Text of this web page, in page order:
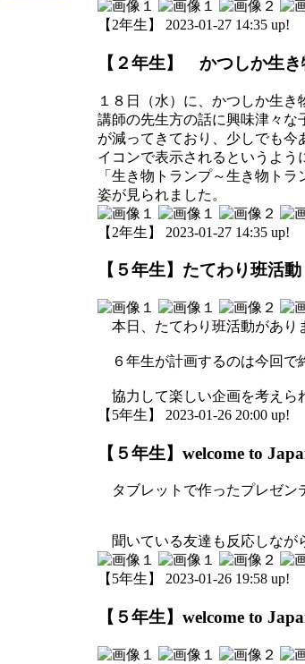
【2年生】 2023-01-27 14:35 up!
【２年生】 かつしか生
１８日（水）に、かつしか生き
講師の先生方の話に興味津々な
が減ってきており、少しでも
イコンで表示されるというよ
「生き物トランプ～生き物ト
姿が見られました。
【2年生】 2023-01-27 14:35 up!
【５年生】たてわり班活動
本日、たてわり班活動があり
６年生が計画するのは今回で
協力して楽しい企画を考えら
【5年生】 2023-01-26 20:00 up!
【５年生】welcome to
タブレットで作ったプレゼン
聞いている友達も反応しなが
【5年生】 2023-01-26 19:58 up!
【５年生】welcome to